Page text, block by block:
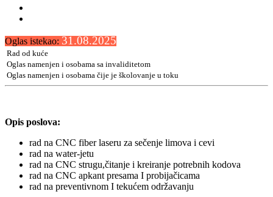
Oglas istekao: 31.08.2025
Rad od kuće
Oglas namenjen i osobama sa invaliditetom
Oglas namenjen i osobama čije je školovanje u toku
Opis poslova:
rad na CNC fiber laseru za sečenje limova i cevi
rad na water-jetu
rad na CNC strugu,čitanje i kreiranje potrebnih kodova
rad na CNC apkant presama I probijačicama
rad na preventivnom I tekućem održavanju